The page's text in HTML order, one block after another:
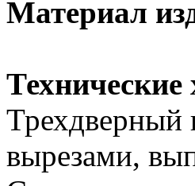
Материал
Технические
Трехдверный
вырезами,